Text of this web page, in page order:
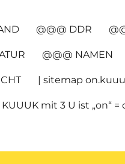
@@@ DDR
@@@ NAMEN
| sitemap
KUUUK mit 3 U ist